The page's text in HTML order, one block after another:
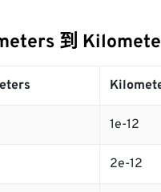
到
1e-12
2e-12